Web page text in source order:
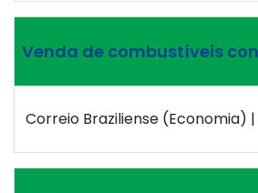
Venda de combustíveis
Correio Braziliense (Economia) |